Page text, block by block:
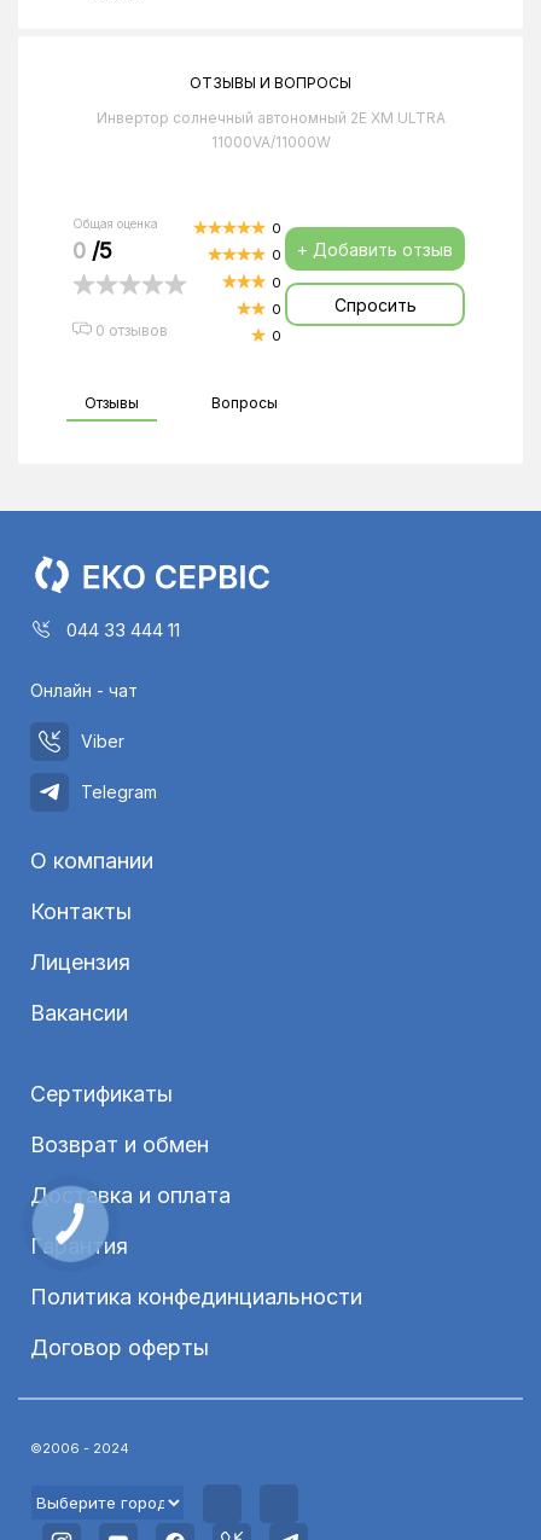
ОТЗЫВЫ И ВОПРОСЫ
Инвертор солнечный автономный 2E XM ULTRA
11000VA/11000W
Общая оценка
0 /5
0 отзывов
0
0
0
0
0
+ Добавить отзыв
Спросить
Отзывы Вопросы
044 33 444 11
Онлайн - чат
Viber
Telegram
О компании
Контакты
Лицензия
Вакансии
Сертификаты
Возврат и обмен
Доставка и оплата
Гарантия
Политика конфединциальности
Договор оферты
©2006 - 2024